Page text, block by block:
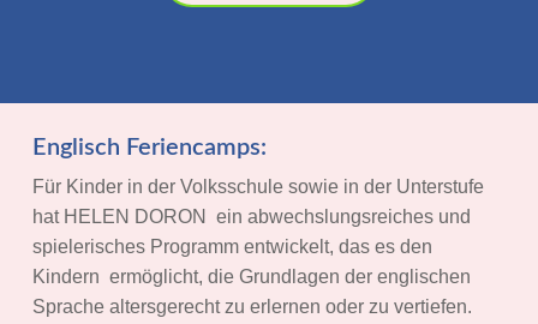
Englisch Feriencamps:
Für Kinder in der Volksschule sowie in der Unterstufe
hat HELEN DORON ein abwechslungsreiches und
spielerisches Programm entwickelt, das es den
Kindern ermöglicht, die Grundlagen der englischen
Sprache altersgerecht zu erlernen oder zu vertiefen.